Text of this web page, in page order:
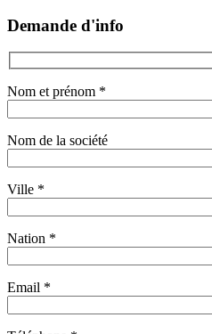
Demande d'info
Nom et prénom *
Nom de la société
Ville *
Nation *
Email *